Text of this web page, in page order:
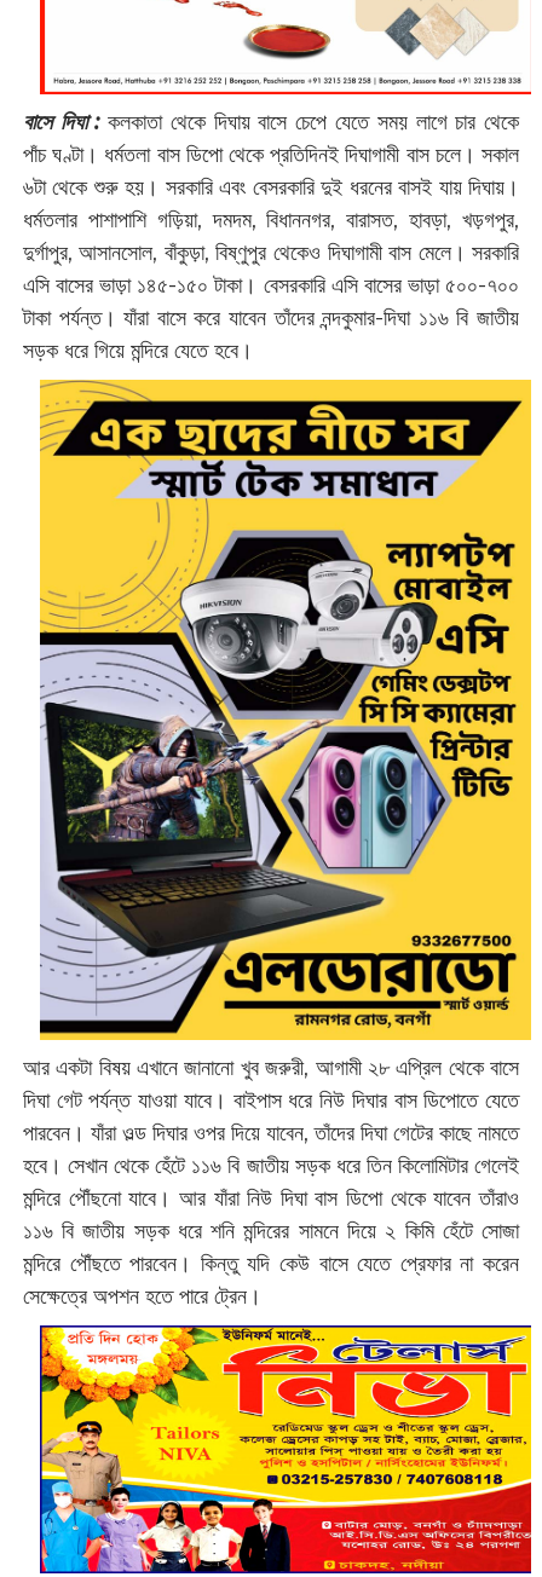
বাসে দিঘা :কলকাতা থেকে দিঘায় বাসে চেপে যেতে সময় লাগে চার থেকে
পাঁচ ঘণ্টা। ধর্মতলা বাস ডিপো থেকে প্রতিদিনই দিঘাগামী বাস চলে। সকাল
৬টা থেকে শুরু হয়। সরকারি এবং বেসরকারি দুই ধরনের বাসই যায় দিঘায়।
ধর্মতলার পাশাপাশি গড়িয়া, দমদম, বিধাননগর, বারাসত, হাবড়া, খড়গপুর,
দুর্গাপুর, আসানসোল, বাঁকুড়া, বিষ্ণুপুর থেকেও দিঘাগামী বাস মেলে। সরকারি
এসি বাসের ভাড়া ১৪৫-১৫০ টাকা। বেসরকারি এসি বাসের ভাড়া ৫০০-৭০০
টাকা পর্যন্ত। যাঁরা বাসে করে যাবেন তাঁদের নন্দকুমার-দিঘা ১১৬ বি জাতীয়
সড়ক ধরে গিয়ে মন্দিরে যেতে হবে।
আর একটা বিষয় এখানে জানানো খুব জরুরী, আগামী ২৮ এপ্রিল থেকে বাসে
দিঘা গেট পর্যন্ত যাওয়া যাবে। বাইপাস ধরে নিউ দিঘার বাস ডিপোতে যেতে
পারবেন। যাঁরা ওল্ড দিঘার ওপর দিয়ে যাবেন, তাঁদের দিঘা গেটের কাছে নামতে
হবে। সেখান থেকে হেঁটে ১১৬ বি জাতীয় সড়ক ধরে তিন কিলোমিটার গেলেই
মন্দিরে পৌঁছনো যাবে। আর যাঁরা নিউ দিঘা বাস ডিপো থেকে যাবেন তাঁরাও
১১৬ বি জাতীয় সড়ক ধরে শনি মন্দিরের সামনে দিয়ে ২ কিমি হেঁটে সোজা
মন্দিরে পৌঁছতে পারবেন। কিন্তু যদি কেউ বাসে যেতে প্রেফার না করেন
সেক্ষেত্রে অপশন হতে পারে ট্রেন।